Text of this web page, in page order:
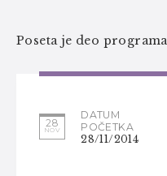
Poseta je deo programa
28
NOV
DATUM
POČETKA
28/11/2014